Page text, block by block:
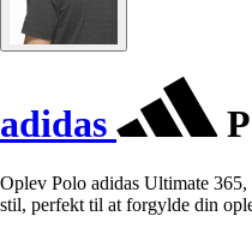
adidas
Oplev Polo adidas Ultimate
stil, perfekt til at forgylde din